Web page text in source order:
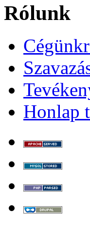
Rólunk
Honlap